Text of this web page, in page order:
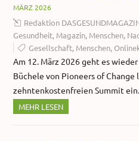
MÄRZ 2026
Redaktion
Gesundheit, Magazin, Menschen,
Gesellschaft, Menschen,
Am 12. März 2026 geht es
Büchele von Pioneers of
zehntenkostenfreien Summit
MEHR LESEN